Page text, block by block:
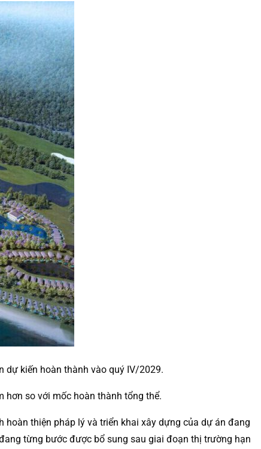
dự kiến hoàn thành vào quý IV/2029.
hơn so với mốc hoàn thành tổng thể.
thiện pháp lý và triển khai xây dựng của dự án đang
từng bước được bổ sung sau giai đoạn thị trường hạn